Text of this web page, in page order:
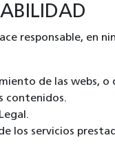
responsable, en
de las webs, o
contenidos.
los servicios